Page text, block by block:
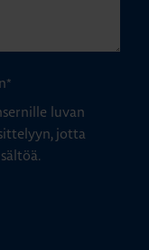
*
luvan
jotta